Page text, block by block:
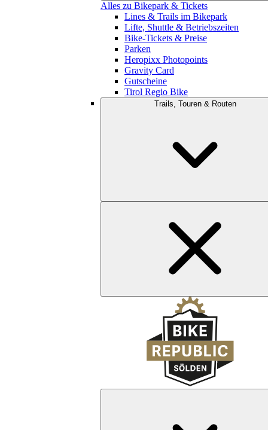
Alles zu Bikepark & Tickets
Lines & Trails im Bikepark
Lifte, Shuttle & Betriebszeiten
Bike-Tickets & Preise
Parken
Heropixx Photopoints
Gravity Card
Gutscheine
Tirol Regio Bike
Trails, Touren & Routen